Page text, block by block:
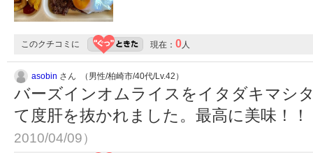
このクチコミに 現在： 0 人
asobin さん （男性/柏崎市/40代/Lv.42）
バーズインオムライスをイタダキマシ
て度肝を抜かれました。最高に美味！
2010/04/09）